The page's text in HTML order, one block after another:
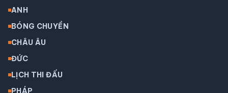
ANH
BÓNG CHUYỀN
CHÂU ÂU
ĐỨC
LỊCH THI ĐẤU
PHÁP